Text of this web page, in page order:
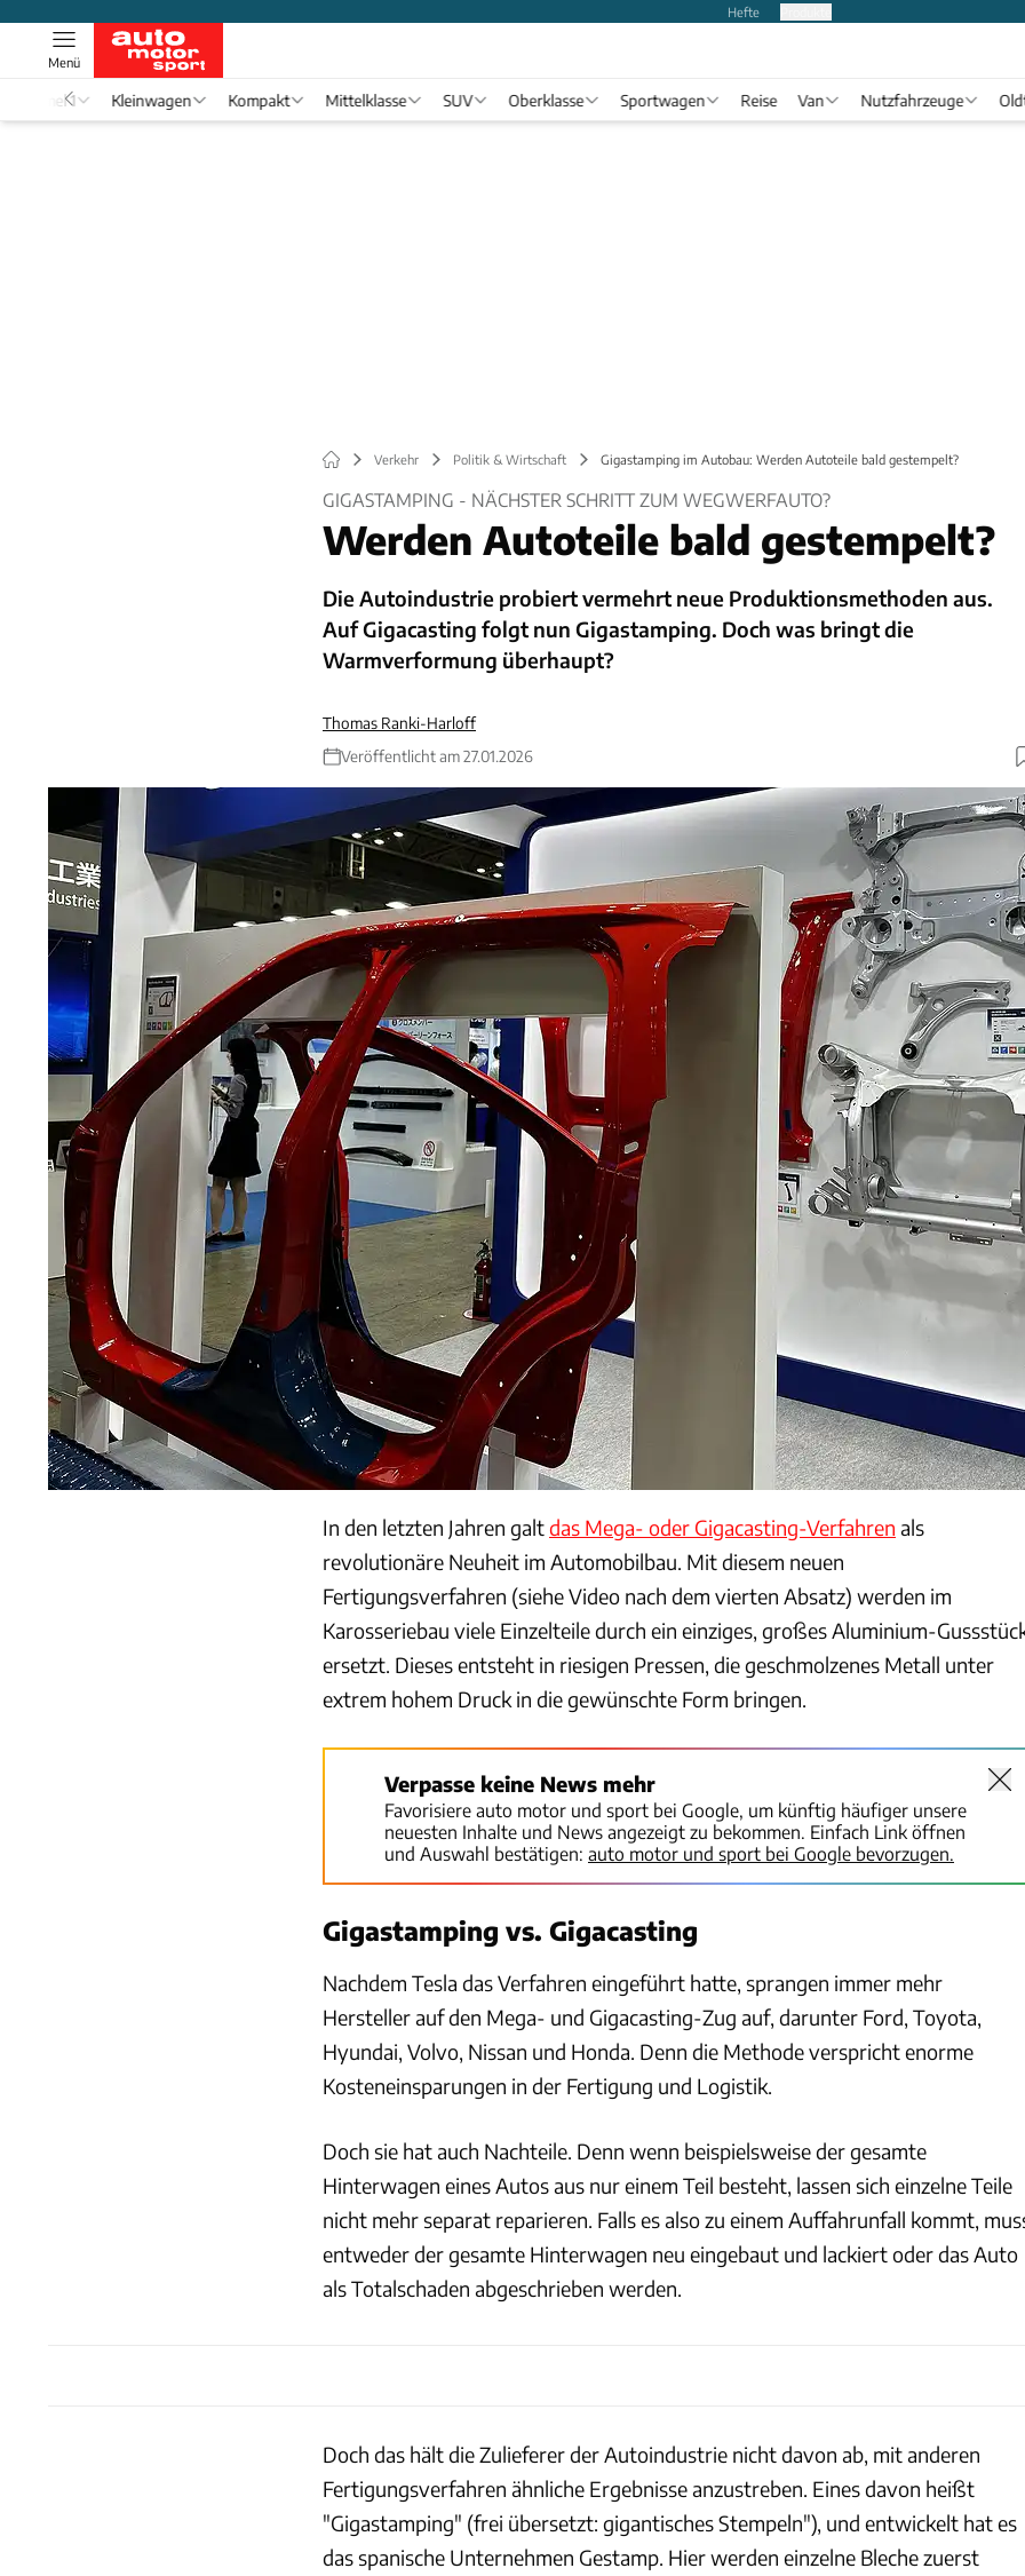
Hefte
Menü
Formel 1 Kleinwagen Kompakt Mittelklasse SUV Oberklasse Sportwagen Reise Van Nutzfahrzeuge
Verkehr Politik & Wirtschaft Gigastamping im Autobau: Werden Autoteile bald gestempelt?
GIGASTAMPING - NÄCHSTER SCHRITT ZUM WEGWERFAUTO?
Werden Autoteile bald gestempelt?
Die Autoindustrie probiert vermehrt neue Produktionsmethoden aus.
Auf Gigacasting folgt nun Gigastamping. Doch was bringt die
Warmverformung überhaupt?
Thomas Ranki-Harloff
Veröffentlicht am 27.01.2026
In den letzten Jahren galtdas Mega- oder Gigacasting-Verfahren als
revolutionäre Neuheit im Automobilbau. Mit diesem neuen
Fertigungsverfahren (siehe Video nach dem vierten Absatz) werden im
Karosseriebau viele Einzelteile durch ein einziges, großes Aluminium-
ersetzt. Dieses entsteht in riesigen Pressen, die geschmolzenes Metall unter
extrem hohem Druck in die gewünschte Form bringen.
Verpasse keine News mehr
Favorisiere auto motor und sport bei Google, um künftig häufiger unsere
neuesten Inhalte und News angezeigt zu bekommen. Einfach Link öffnen
und Auswahl bestätigen: auto motor und sport bei Google bevorzugen.
Gigastamping vs. Gigacasting
Nachdem Tesla das Verfahren eingeführt hatte, sprangen immer mehr
Hersteller auf den Mega- und Gigacasting-Zug auf, darunter Ford, Toyota,
Hyundai, Volvo, Nissan und Honda. Denn die Methode verspricht enorme
Kosteneinsparungen in der Fertigung und Logistik.
Doch sie hat auch Nachteile. Denn wenn beispielsweise der gesamte
Hinterwagen eines Autos aus nur einem Teil besteht, lassen sich einzelne Teile
nicht mehr separat reparieren. Falls es also zu einem Auffahrunfall kommt,
entweder der gesamte Hinterwagen neu eingebaut und lackiert oder das Auto
als Totalschaden abgeschrieben werden.
Doch das hält die Zulieferer der Autoindustrie nicht davon ab, mit anderen
Fertigungsverfahren ähnliche Ergebnisse anzustreben. Eines davon heißt
"Gigastamping" (frei übersetzt: gigantisches Stempeln"), und entwickelt hat es
das spanische Unternehmen Gestamp. Hier werden einzelne Bleche zuerst